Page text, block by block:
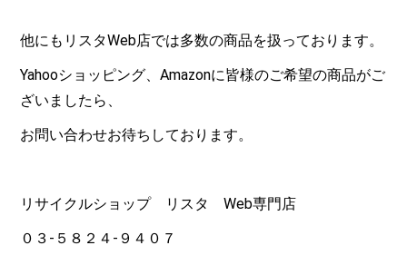
他にもリスタWeb店では多数の商品を扱っております。
Yahooショッピング、Amazonに皆様のご希望の商品がご
ざいましたら、
お問い合わせお待ちしております。
リサイクルショップ リスタWeb専門店
０３-５８２４-９４０７